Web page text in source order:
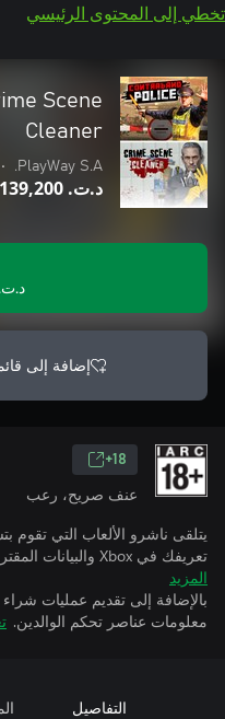
تخطي إلى المحتوى الرئيسي
Scene
Cleaner
PlayWay S.A.
•
د.ت.‏ 139,200+
د.ت.‏
إضافة إلى
18+
عنف صريح، رعب
يتلقى ناشرو الألعاب التي تقوم
تعريفك في Xbox والبيانات المقترنة بينما تمارس الألعاب.
المزيد
بالإضافة إلى تقديم عمليات
معلومات عناصر تحكم الوالدين.
التفاصيل